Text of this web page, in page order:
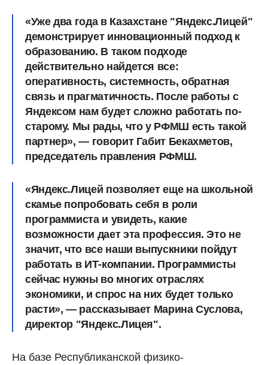
«Уже два года в Казахстане "Яндекс.Лицей"
демонстрирует инновационный подход к
образованию. В таком подходе
действительно найдется все:
оперативность, системность, обратная
связь и прагматичность. После работы с
Яндексом нам будет сложно работать по-
старому. Мы рады, что у РФМШ есть такой
партнер», — говорит Габит Бекахметов,
председатель правления РФМШ.
«Яндекс.Лицей позволяет еще на школьной
скамье попробовать себя в роли
программиста и увидеть, какие
возможности дает эта профессия. Это не
значит, что все наши выпускники пойдут
работать в ИТ-компании. Программисты
сейчас нужны во многих отраслях
экономики, и спрос на них будет только
расти», — рассказывает Марина Суслова,
директор "Яндекс.Лицея".
На базе Республиканской физико-